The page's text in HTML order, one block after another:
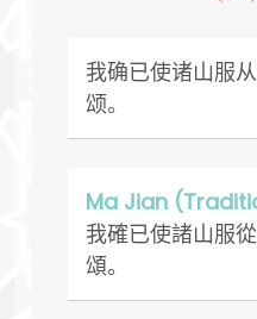
我确已使诸山服
颂。
Ma Jian
我確已使諸山服
頌。